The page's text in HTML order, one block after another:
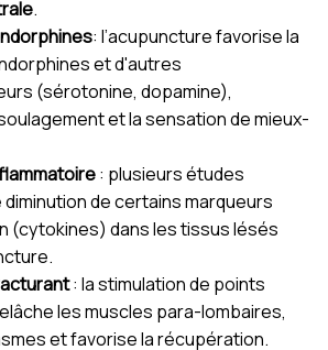
.
: l’acupuncture favorise la
et d'autres
(sérotonine, dopamine),
et la sensation de mieux-
: plusieurs études
de certains marqueurs
(cytokines) dans les tissus lésés
: la stimulation de points
les muscles para-lombaires,
et favorise la récupération.